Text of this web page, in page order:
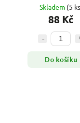
Skladem (5
88 Kč
Do košíku